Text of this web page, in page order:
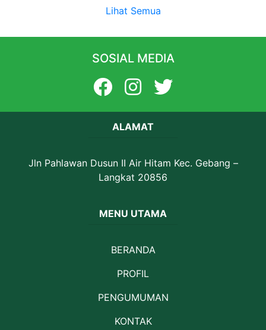
Lihat Semua
SOSIAL MEDIA
ALAMAT
Jln Pahlawan Dusun II Air Hitam Kec. Gebang –
Langkat 20856
MENU UTAMA
BERANDA
PROFIL
PENGUMUMAN
KONTAK